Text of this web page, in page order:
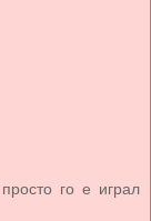
го е играл